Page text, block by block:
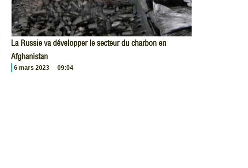
La Russie va développer le secteur du charbon en
Afghanistan
6 mars 2023 09:04